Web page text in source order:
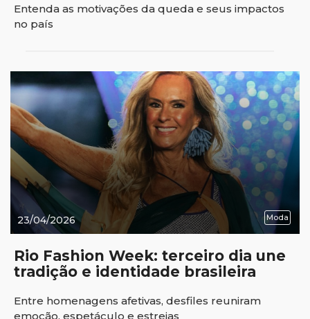
Entenda as motivações da queda e seus impactos
no país
23/04/2026 Moda
Rio Fashion Week: terceiro dia une
tradição e identidade brasileira
Entre homenagens afetivas, desfiles reuniram
emoção, espetáculo e estreias